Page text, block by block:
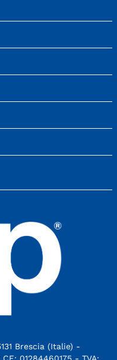
Brescia (Italie) -